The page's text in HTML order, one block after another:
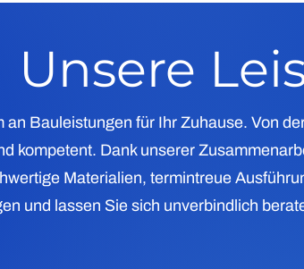
Unsere
an Bauleistungen für Ihr Zuhause. Von
kompetent. Dank unserer
Materialien, termintreue
und lassen Sie sich unverbindlich